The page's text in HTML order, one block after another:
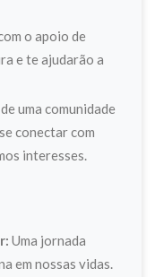
o apoio de
e te ajudarão a
uma comunidade
conectar com
interesses.
Uma jornada
em nossas vidas.